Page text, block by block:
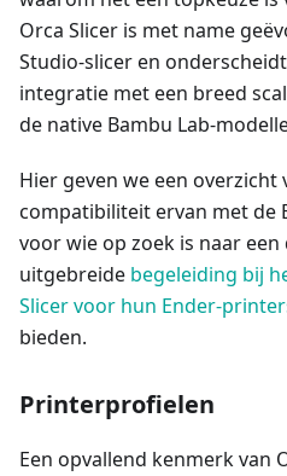
Orca Slicer is met name
Studio-slicer en
integratie met een breed
de native Bambu Lab-
Hier geven we een overzicht
compatibiliteit ervan met de
voor wie op zoek is naar
uitgebreide begeleiding bij
Slicer voor hun Ender-
bieden.
Printerprofielen
Een opvallend kenmerk van